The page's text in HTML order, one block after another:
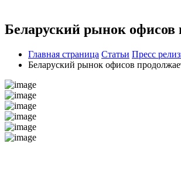
Беларуский рынок офисов
Главная страница Статьи Пресс
Беларуский рынок офисов